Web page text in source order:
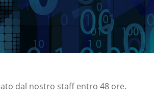
dal nostro staff entro 48 ore.